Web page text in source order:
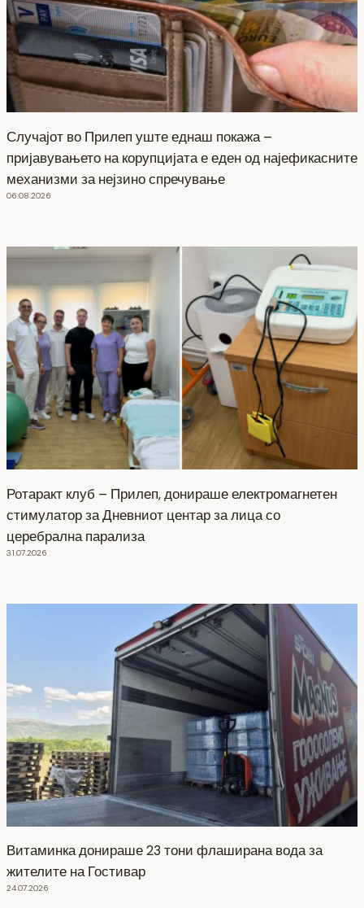
Случајот во Прилеп уште еднаш покажа –
пријавувањето на корупцијата е еден од најефикасните
механизми за нејзино спречување
06.08.2026
Ротаракт клуб – Прилеп, донираше електромагнетен
стимулатор за Дневниот центар за лица со
церебрална парализа
31.07.2026
Витаминка донираше 23 тони флаширана вода за
жителите на Гостивар
24.07.2026